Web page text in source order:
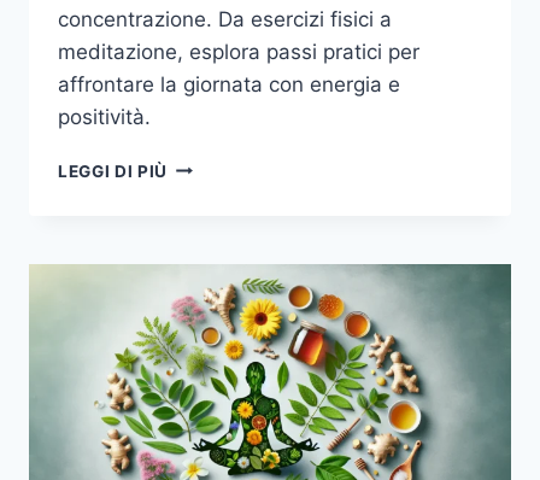
concentrazione. Da esercizi fisici a
meditazione, esplora passi pratici per
affrontare la giornata con energia e
positività.
LEGGI DI PIÙ INIZIA
CON
ENERGIA:
LA
GUIDA
DEFINITIVA
A
UNA
ROUTINE
MATTUTINA